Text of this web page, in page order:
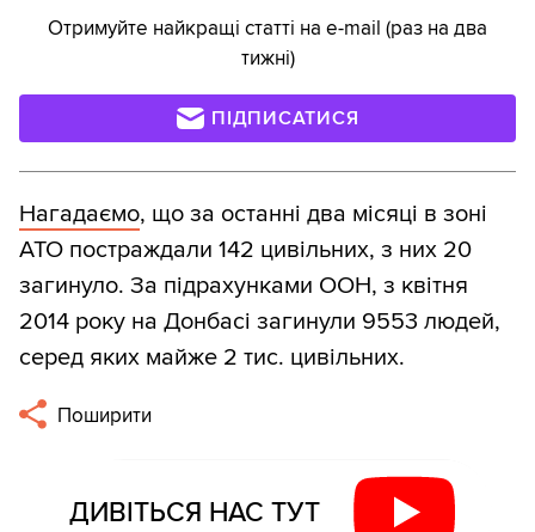
Отримуйте найкращі статті на e-mail (раз на два
тижні)
ПІДПИСАТИСЯ
Нагадаємо, що за останні два місяці в зоні
АТО постраждали 142 цивільних, з них 20
загинуло. За підрахунками ООН, з квітня
2014 року на Донбасі загинули 9553 людей,
серед яких майже 2 тис. цивільних.
Поширити
ДИВІТЬСЯ НАС ТУТ